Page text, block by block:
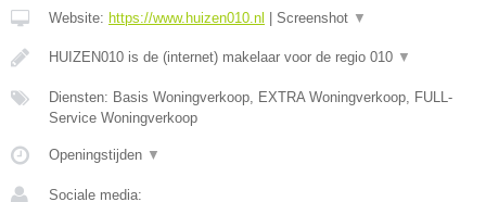
Website: https://www.huizen010.nl Screenshot ▼
HUIZEN010 is de (internet) makelaar voor de regio 010 ▼
Diensten: Basis Woningverkoop, EXTRA Woningverkoop, FULL-
Service Woningverkoop
Openingstijden ▼
Sociale media: